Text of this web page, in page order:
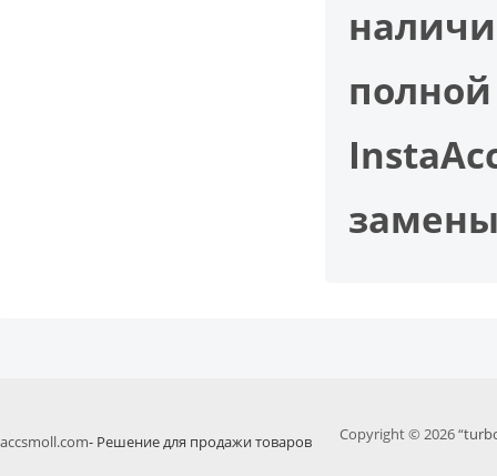
accsmoll.com- Решение для продажи товаров Copyright © 2026 “